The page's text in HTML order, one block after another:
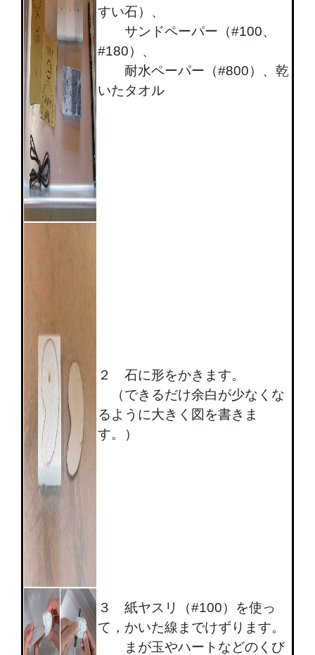
すい石）、
サンドペーパー（#100、
#180）、
耐水ペーパー（#800）、乾
いたタオル
２ 石に形をかきます。
（できるだけ余白が少なくな
るように大きく図を書きま
す。）
３ 紙ヤスリ（#100）を使っ
て，かいた線までけずります。
まが玉やハートなどのくび